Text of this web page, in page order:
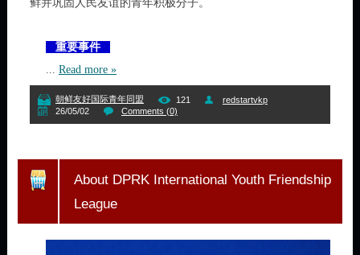
鲜并巩固人民友谊的青年积极分子。
重要事件
... Read more »
朝鲜友好国际青年同盟 121
redstartvkp
26/05/02
Comments (0)
About DPRK International Youth Friendship
League